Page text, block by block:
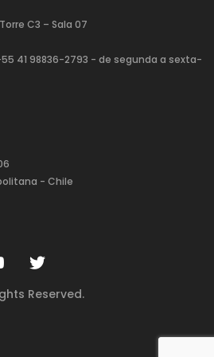
C3 – Sala 07
41 98836-2793 - de segunda a sexta-
- Chile
Reserved.